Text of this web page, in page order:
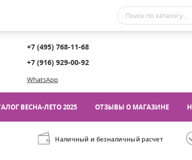
+7 (495) 768-11-68
+7 (916) 929-00-92
WhatsApp
ВЕСНА-ЛЕТО 2025 ОТЗЫВЫ О МАГАЗИНЕ
Наличный и безналичный расчет